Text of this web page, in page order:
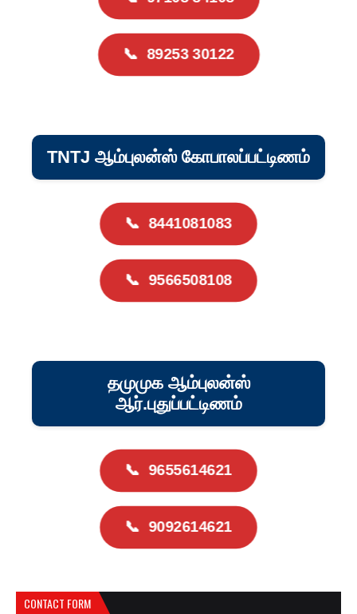
📞 89253 30122
TNTJ ஆம்புலன்ஸ் கோபாலப்பட்டிணம்
📞 8441081083
📞 9566508108
தமுமுக ஆம்புலன்ஸ்
ஆர்.புதுப்பட்டிணம்
📞 9655614621
📞 9092614621
CONTACT FORM